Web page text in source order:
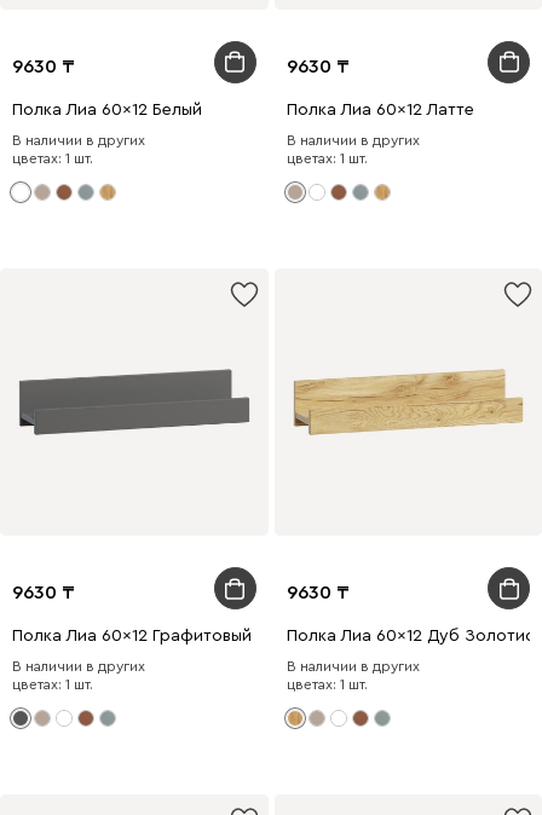
9630
Полка Лиа 60x12 Белый
В наличии в других
цветах: 1 шт.
9630
Полка Лиа 60x12 Латте
В наличии в других
цветах: 1 шт.
9630
Полка Лиа 60x12 Графитовый
В наличии в других
цветах: 1 шт.
9630
Полка Лиа 60x12 Дуб
В наличии в других
цветах: 1 шт.